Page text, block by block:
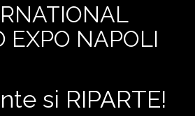
EXPO NAPOLI
si RIPARTE!